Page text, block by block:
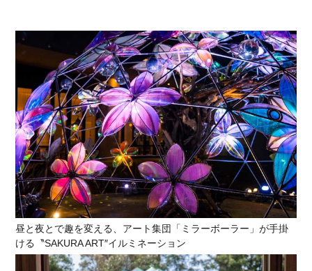
昼と夜とで趣を変える、アート集団「ミラーボーラー」が手掛
ける〝SAKURA ART″イルミネーション